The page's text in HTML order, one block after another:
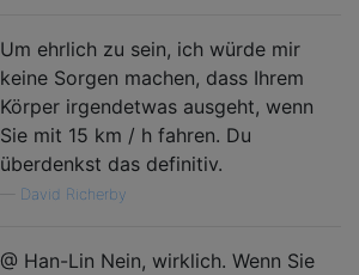
Um ehrlich zu sein, ich würde mir
keine Sorgen machen, dass Ihrem
Körper irgendetwas ausgeht, wenn
Sie mit 15 km / h fahren. Du
überdenkst das definitiv.
David Richerby
@ Han-Lin Nein, wirklich. Wenn Sie